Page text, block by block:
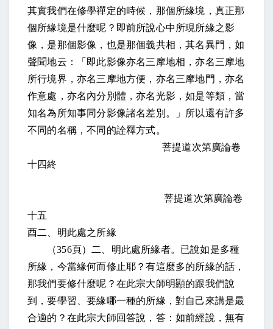
其實我們在修學禪定的時候，那個所緣境，真正那
個所緣境是什麼呢？即前所說心中所現所緣之影
像，是那個影像，也是那個義共相，其名異門，如
聲聞地云：「即此影像亦名三摩地相，亦名三摩地
所行境界，亦名三摩地方便，亦名三摩地門，亦名
作意處，亦名內分別體，亦名光影，如是等類，當
知名為所知事同分影像諸名差別。」所以還有許多
不同的名稱，不同的詮釋方式。
菩提道次第廣論卷
十四終
菩提道次第廣論卷
十五
酉二、明此處之所緣
（356頁）二、明此處所緣者。已說如是多種
所緣，今當緣何而修止耶？有這麼多的所緣的話，
那我們要修什麼呢？在此宗大師明顯的跟我們說
到，要學習、要緣哪一種的所緣，對自己來講是最
合適的？在此宗大師回答說，答：如前經說，無有